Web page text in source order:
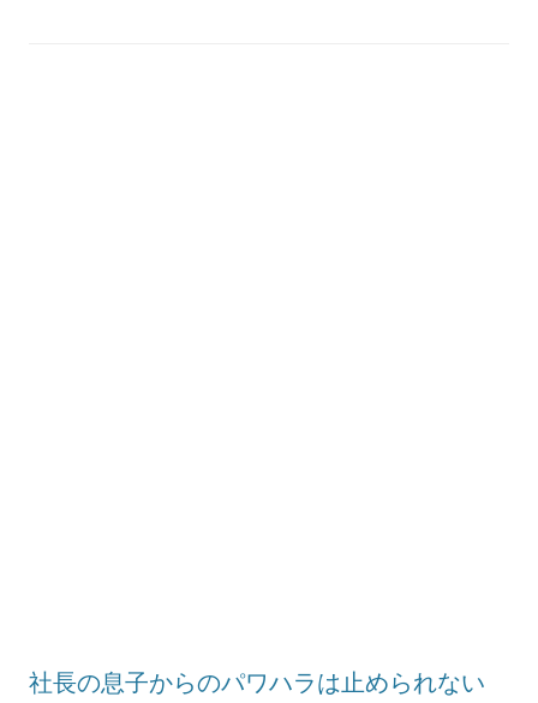
社長の息子からのパワハラは止められない